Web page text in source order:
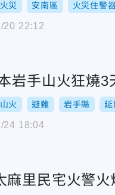
火災 安南區 火災住警
20 22:12
岩手山火狂燒
山火 避難 岩手縣 延
24 18:04
麻里民宅火警